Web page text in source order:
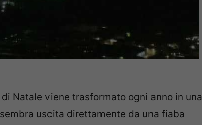
di Natale viene trasformato ogni anno in una
uscita direttamente da una fiaba